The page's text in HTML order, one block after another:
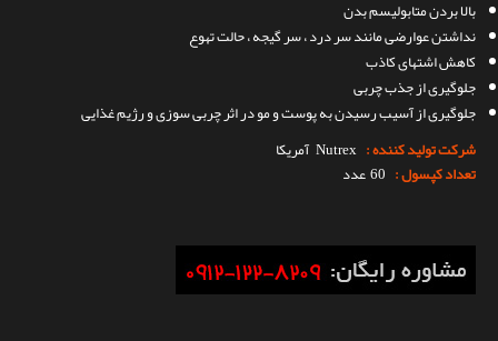
بالا بردن متابولیسم بدن
نداشتن عوارضی مانند سر درد ، سر گیجه ، حالت تهوع
کاهش اشتهای کاذب
جلوگیری از جذب چربی
جلوگیری از آسیب رسیدن به پوست و مو در اثر چربی سوزی و رژیم غذایی
شرکت تولید کننده : Nutrex آمریکا
تعداد کپسول : 60 عدد